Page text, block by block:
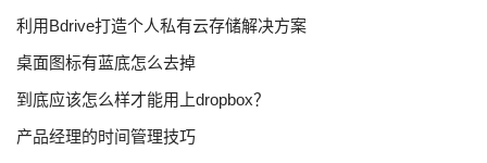
利用Bdrive打造个人私有云存储解决方案
桌面图标有蓝底怎么去掉
到底应该怎么样才能用上dropbox？
产品经理的时间管理技巧